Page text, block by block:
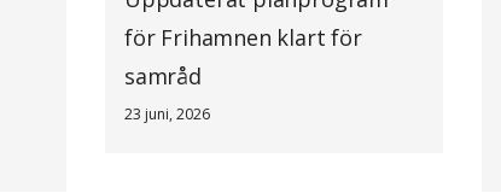
för Frihamnen klart för
samråd
23 juni, 2026